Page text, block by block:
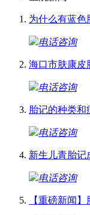
为什么有蓝色
电话咨询
海口市肤康皮
电话咨询
胎记的种类和
电话咨询
新生儿青胎
电话咨询
【重磅新闻